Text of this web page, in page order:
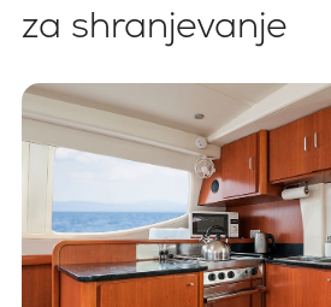
za shranjevanje